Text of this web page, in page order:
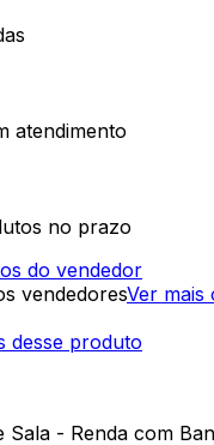
atendimento
no prazo
do vendedor
vendedoresVer mais
desse produto
Sala - Renda com